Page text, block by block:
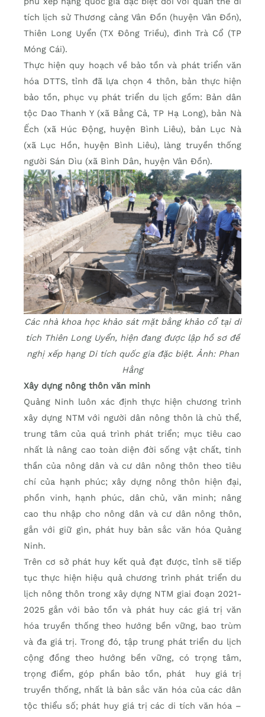
tích lịch sử Thương cảng Vân Đồn (huyện Vân Đồn),
Thiên Long Uyển (TX Đông Triều), đình Trà Cổ (TP
Móng Cái).
Thực hiện quy hoạch về bảo tồn và phát triển văn
hóa DTTS, tỉnh đã lựa chọn 4 thôn, bản thực hiện
bảo tồn, phục vụ phát triển du lịch gồm: Bản dân
tộc Dao Thanh Y (xã Bằng Cả, TP Hạ Long), bản Nà
Ếch (xã Húc Động, huyện Bình Liêu), bản Lục Nà
(xã Lục Hồn, huyện Bình Liêu), làng truyền thống
người Sán Dìu (xã Bình Dân, huyện Vân Đồn).
Các nhà khoa học khảo sát mặt bằng khảo cổ tại di
tích Thiên Long Uyển, hiện đang được lập hồ sơ đề
nghị xếp hạng Di tích quốc gia đặc biệt. Ảnh: Phan
Hằng
Xây dựng nông thôn văn minh
Quảng Ninh luôn xác định thực hiện chương trình
xây dựng NTM với người dân nông thôn là chủ thể,
trung tâm của quá trình phát triển; mục tiêu cao
nhất là nâng cao toàn diện đời sống vật chất, tinh
thần của nông dân và cư dân nông thôn theo tiêu
chí của hạnh phúc; xây dựng nông thôn hiện đại,
phồn vinh, hạnh phúc, dân chủ, văn minh; nâng
cao thu nhập cho nông dân và cư dân nông thôn,
gắn với giữ gìn, phát huy bản sắc văn hóa Quảng
Ninh.
Trên cơ sở phát huy kết quả đạt được, tỉnh sẽ tiếp
tục thực hiện hiệu quả chương trình phát triển du
lịch nông thôn trong xây dựng NTM giai đoạn 2021-
2025 gắn với bảo tồn và phát huy các giá trị văn
hóa truyền thống theo hướng bền vững, bao trùm
và đa giá trị. Trong đó, tập trung phát triển du lịch
cộng đồng theo hướng bền vững, có trọng tâm,
trọng điểm, góp phần bảo tồn, phát huy giá trị
truyền thống, nhất là bản sắc văn hóa của các dân
tộc thiểu số; phát huy giá trị các di tích văn hóa –